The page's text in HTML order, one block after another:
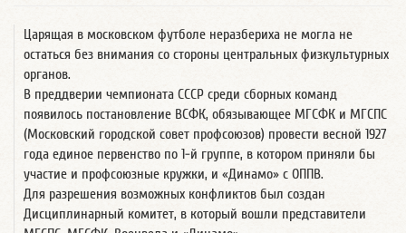
Царящая в московском футболе неразбериха не могла не
остаться без внимания со стороны центральных физкультурных
органов.
В преддверии чемпионата СССР среди сборных команд
появилось постановление ВСФК, обязывающее МГСФК и МГСПС
(Московский городской совет профсоюзов) провести весной 1927
года единое первенство по 1-й группе, в котором приняли бы
участие и профсоюзные кружки, и «Динамо» с ОППВ.
Для разрешения возможных конфликтов был создан
Дисциплинарный комитет, в который вошли представители